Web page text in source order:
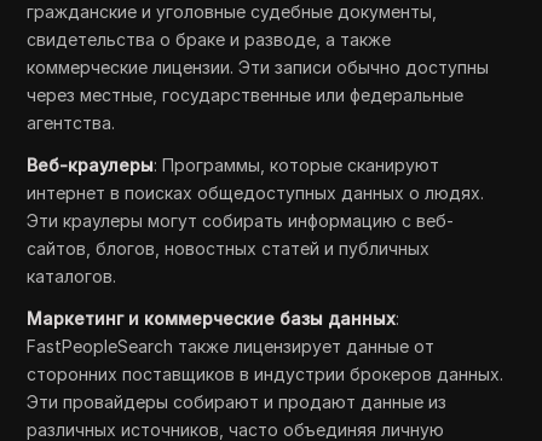
гражданские и уголовные судебные документы,
свидетельства о браке и разводе, а также
коммерческие лицензии. Эти записи обычно доступны
через местные, государственные или федеральные
агентства.
Веб-краулеры: Программы, которые сканируют
интернет в поисках общедоступных данных о людях.
Эти краулеры могут собирать информацию с веб-
сайтов, блогов, новостных статей и публичных
каталогов.
Маркетинг и коммерческие базы данных:
FastPeopleSearch также лицензирует данные от
сторонних поставщиков в индустрии брокеров данных.
Эти провайдеры собирают и продают данные из
различных источников, часто объединяя личную